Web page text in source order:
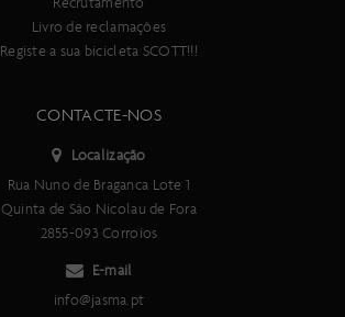
Livro de reclamações
Registe a sua bicicleta SCOTT!!!
CONTACTE-NOS
Localização
Rua Nuno de Braganca Lote 1
Quinta de São Nicolau de Fora
2855-093 Corroios
E-mail
info@jasma.pt